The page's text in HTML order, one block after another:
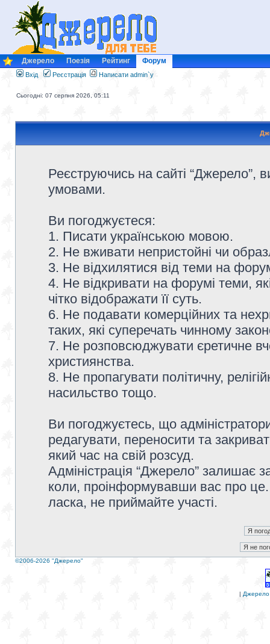
Джерело Поезія Рейтинг Форум
Вхід Реєстрація Написати admin`у
Сьогодні: 07 серпня 2026, 05:11
Реєструючись на сайті “Джерело”,
умовами.
Ви погоджуєтеся:
1. Писати українською мовою.
2. Не вживати непристойні чи
3. Не відхилятися від теми на
4. Не відкривати на форумі теми,
чітко відображати її суть.
6. Не подавати комерційних та
таких, які суперечать чинному
7. Не розповсюджувати єретичне
християнства.
8. Не пропагувати політичну,
насильство тощо.
Ви погоджуєтесь, що
редагувати, переносити та
який час на свій розсуд.
Адміністрація “Джерело” залишає
коли, проінформувавши вас про
ласка, не приймайте участі.
©2006-2026 "Джерело"
| Джерело